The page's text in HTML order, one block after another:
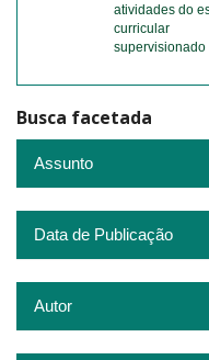
atividades do
curricular
supervisionado
Busca facetada
Assunto
Data de Publicação
Autor